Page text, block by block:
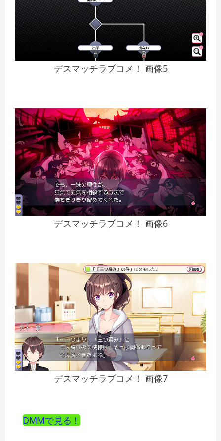
デスマッチラブコメ！ 画像5
デスマッチラブコメ！ 画像6
デスマッチラブコメ！ 画像7
DMMで見る！